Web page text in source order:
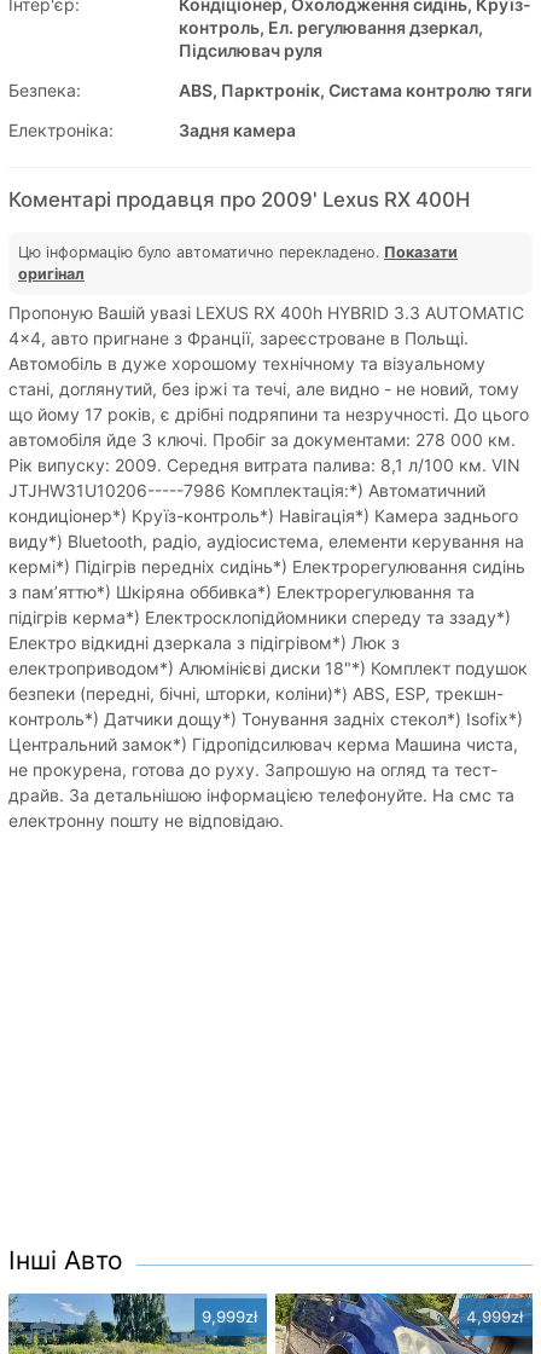
Інтер'єр:
Кондіціонер, Охолодження сидінь, Круїз-
контроль, Ел. регулювання дзеркал,
Підсилювач руля
Безпека:
ABS, Парктронік, Систама контролю тяги
Електроніка:
Задня камера
Коментарі продавця про 2009' Lexus RX 400H
Цю інформацію було автоматично перекладено. Показати
оригінал
Пропоную Вашій увазі LEXUS RX 400h HYBRID 3.3 AUTOMATIC
4x4, авто пригнане з Франції, зареєстроване в Польщі.
Автомобіль в дуже хорошому технічному та візуальному
стані, доглянутий, без іржі та течі, але видно - не новий, тому
що йому 17 років, є дрібні подряпини та незручності. До цього
автомобіля йде 3 ключі. Пробіг за документами: 278 000 км.
Рік випуску: 2009. Середня витрата палива: 8,1 л/100 км. VIN
JTJHW31U10206-----7986 Комплектація:*) Автоматичний
кондиціонер*) Круїз-контроль*) Навігація*) Камера заднього
виду*) Bluetooth, радіо, аудіосистема, елементи керування на
кермі*) Підігрів передніх сидінь*) Електрорегулювання сидінь
з пам’яттю*) Шкіряна оббивка*) Електрорегулювання та
підігрів керма*) Електросклопідйомники спереду та ззаду*)
Електро відкидні дзеркала з підігрівом*) Люк з
електроприводом*) Алюмінієві диски 18"*) Комплект подушок
безпеки (передні, бічні, шторки, коліни)*) ABS, ESP, трекшн-
контроль*) Датчики дощу*) Тонування задніх стекол*) Isofix*)
Центральний замок*) Гідропідсилювач керма Машина чиста,
не прокурена, готова до руху. Запрошую на огляд та тест-
драйв. За детальнішою інформацією телефонуйте. На смс та
електронну пошту не відповідаю.
Інші Авто
9,999zł 4,999zł